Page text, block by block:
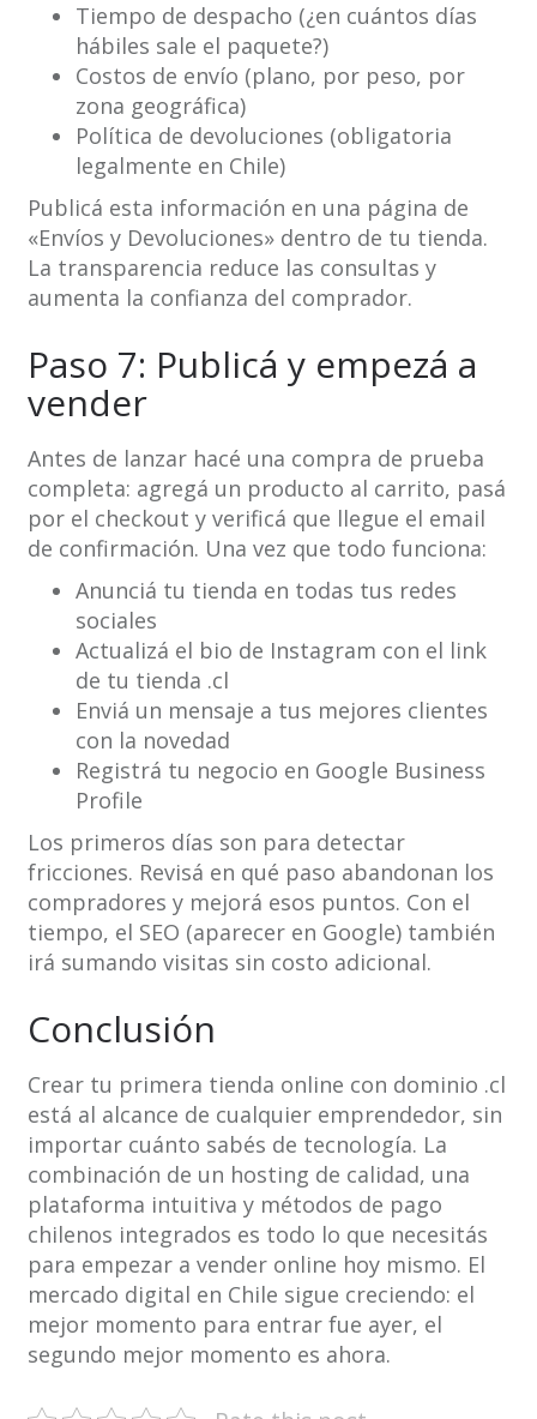
Tiempo de despacho (¿en cuántos días
hábiles sale el paquete?)
Costos de envío (plano, por peso, por
zona geográfica)
Política de devoluciones (obligatoria
legalmente en Chile)
Publicá esta información en una página de
«Envíos y Devoluciones» dentro de tu tienda.
La transparencia reduce las consultas y
aumenta la confianza del comprador.
Paso 7: Publicá y empezá a
vender
Antes de lanzar hacé una compra de prueba
completa: agregá un producto al carrito, pasá
por el checkout y verificá que llegue el email
de confirmación. Una vez que todo funciona:
Anunciá tu tienda en todas tus redes
sociales
Actualizá el bio de Instagram con el link
de tu tienda .cl
Enviá un mensaje a tus mejores clientes
con la novedad
Registrá tu negocio en Google Business
Profile
Los primeros días son para detectar
fricciones. Revisá en qué paso abandonan los
compradores y mejorá esos puntos. Con el
tiempo, el SEO (aparecer en Google) también
irá sumando visitas sin costo adicional.
Conclusión
Crear tu primera tienda online con dominio .cl
está al alcance de cualquier emprendedor, sin
importar cuánto sabés de tecnología. La
combinación de un hosting de calidad, una
plataforma intuitiva y métodos de pago
chilenos integrados es todo lo que necesitás
para empezar a vender online hoy mismo. El
mercado digital en Chile sigue creciendo: el
mejor momento para entrar fue ayer, el
segundo mejor momento es ahora.